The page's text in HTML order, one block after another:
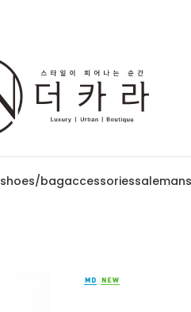
shoes/bagaccessoriessalemans